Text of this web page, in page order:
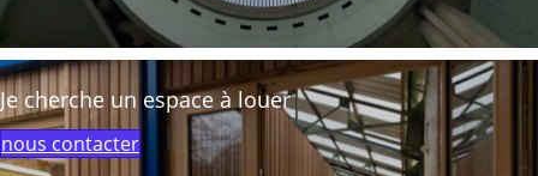
Je cherche un espace à louer
nous contacter